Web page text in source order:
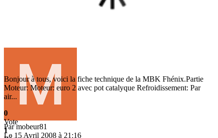
Parmobeur81
Le 15 Avril 2008 à 21:16
Bonjour à tous, voici la fiche technique de la MBK Fhénix.Partie
Moteur: Moteur: euro 2 avec pot catalyque Refroidissement: Par
air...
0
Vote
1